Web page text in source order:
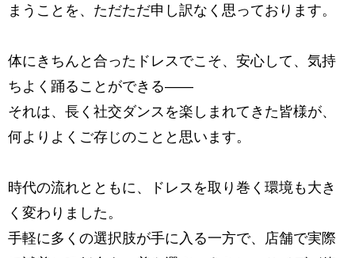
まうことを、ただただ申し訳なく思っております。
体にきちんと合ったドレスでこそ、安心して、気持
ちよく踊ることができる――
それは、長く社交ダンスを楽しまれてきた皆様が、
何よりよくご存じのことと思います。
時代の流れとともに、ドレスを取り巻く環境も大き
く変わりました。
手軽に多くの選択肢が手に入る一方で、店舗で実際